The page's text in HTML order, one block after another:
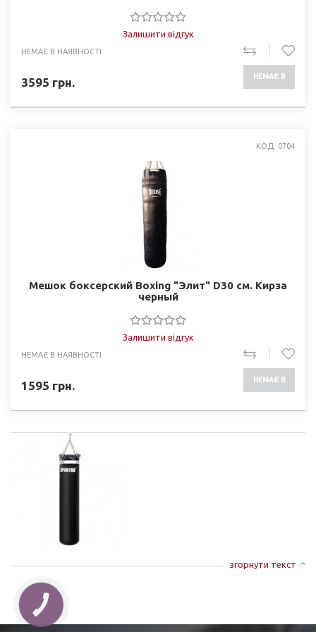
Залишити відгук
НЕМАЄ В НАЯВНОСТІ
3595 грн. НЕМАЄ В
КОД: 0704
Мешок боксерский Boxing "Элит" D30 см. Кирза
черный
Залишити відгук
НЕМАЄ В НАЯВНОСТІ
1595 грн. НЕМАЄ В
згорнути текст
КНОПКА
ЗВ'ЯЗКУ